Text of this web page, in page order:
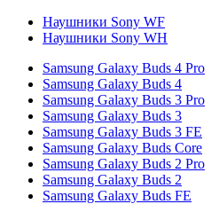
Наушники Sony WF
Наушники Sony WH
Samsung Galaxy Buds 4 Pro
Samsung Galaxy Buds 4
Samsung Galaxy Buds 3 Pro
Samsung Galaxy Buds 3
Samsung Galaxy Buds 3 FE
Samsung Galaxy Buds Core
Samsung Galaxy Buds 2 Pro
Samsung Galaxy Buds 2
Samsung Galaxy Buds FE